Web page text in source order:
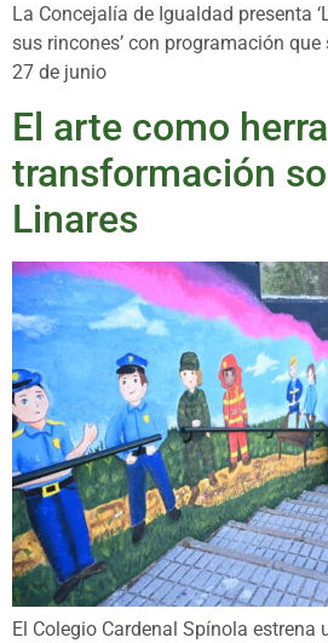
La Concejalía de Igualdad presenta
sus rincones’ con programación
27 de junio
El arte como
transformación
Linares
El Colegio Cardenal Spínola